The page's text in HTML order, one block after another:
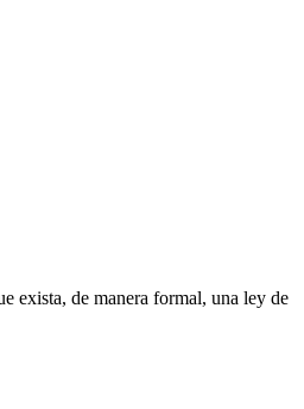
exista, de manera formal, una ley de